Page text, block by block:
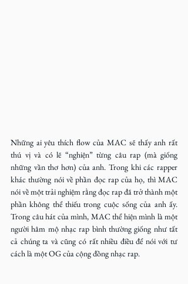
Những ai yêu thích flow của MAC sẽ thấy anh rất
thú vị và có lẽ “nghiện” từng câu rap (mà giống
những vần thơ hơn) của anh. Trong khi các rapper
khác thường nói về phần đọc rap của họ, thì MAC
nói về một trải nghiệm rằng đọc rap đã trở thành một
phần không thể thiếu trong cuộc sống của anh ấy.
Trong câu hát của mình, MAC thể hiện mình là một
người hâm mộ nhạc rap bình thường giống như tất
cả chúng ta và cũng có rất nhiều điều để nói với tư
cách là một OG của cộng đồng nhạc rap.